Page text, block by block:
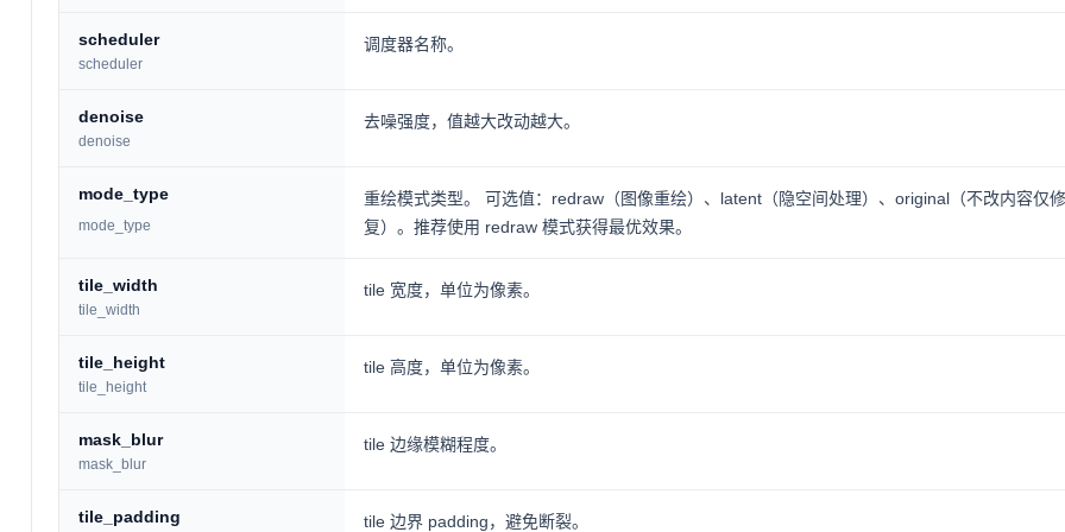
scheduler
scheduler
调度器名称。
denoise
denoise
去噪强度，值越大改动越大。
mode_type
mode_type
重绘模式类型。 可选值：redraw（图像重绘）、latent（隐空间处理）、original（不改内容仅修
复）。推荐使用 redraw 模式获得最优效果。
tile_width
tile_width
tile 宽度，单位为像素。
tile_height
tile_height
tile 高度，单位为像素。
mask_blur
mask_blur
tile 边缘模糊程度。
tile_padding tile 边界 padding，避免断裂。